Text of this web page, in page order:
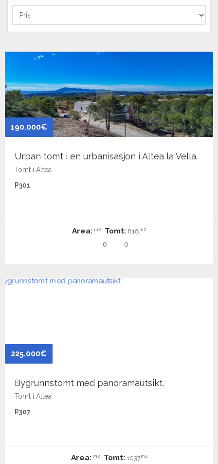
190.000€
Urban tomt i en urbanisasjon i Altea la Vella.
Tomt i Altea
P301
Area: m2 Tomt: 818m2
0 0
225.000€
Bygrunnstomt med panoramautsikt.
Tomt i Altea
P307
Area: m2 Tomt:1037m2